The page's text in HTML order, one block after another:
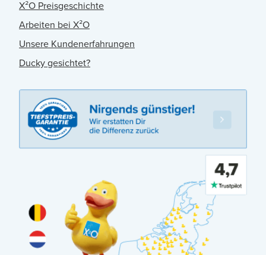
X²O Preisgeschichte
Arbeiten bei X²O
Unsere Kundenerfahrungen
Ducky gesichtet?